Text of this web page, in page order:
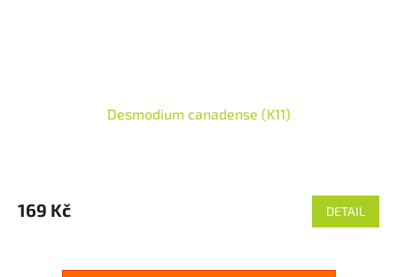
Desmodium canadense (K11)
169 Kč DETAIL